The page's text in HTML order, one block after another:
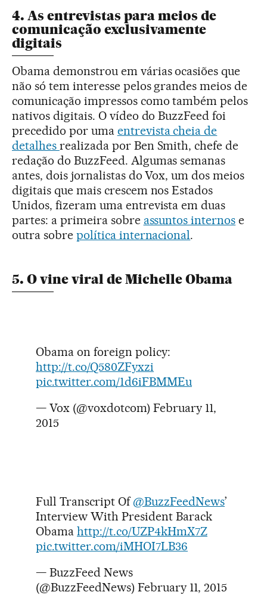
4. As entrevistas para meios de
comunicação exclusivamente
digitais
Obama demonstrou em várias ocasiões que
não só tem interesse pelos grandes meios de
comunicação impressos como também pelos
nativos digitais. O vídeo do BuzzFeed foi
precedido por uma entrevista cheia de
detalhes realizada por Ben Smith, chefe de
redação do BuzzFeed. Algumas semanas
antes, dois jornalistas do Vox, um dos meios
digitais que mais crescem nos Estados
Unidos, fizeram uma entrevista em duas
partes: a primeira sobre assuntos internos e
outra sobre política internacional.
5. O vine viral de Michelle Obama
Obama on foreign policy:
http://t.co/Q580ZFyxzi
pic.twitter.com/1d6iFBMMEu
— Vox (@voxdotcom) February 11,
2015
Full Transcript Of@BuzzFeedNews’
Interview With President Barack
Obama http://t.co/UZP4kHmX7Z
pic.twitter.com/iMHOI7LB36
— BuzzFeed News
(@BuzzFeedNews) February 11, 2015